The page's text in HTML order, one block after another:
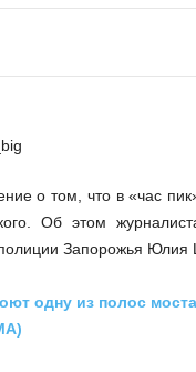
о том, что в «час
Об этом
Запорожья Юлия
одну из полос